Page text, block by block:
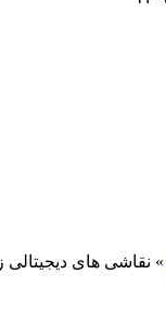
» نقاشی های دیجیتالی